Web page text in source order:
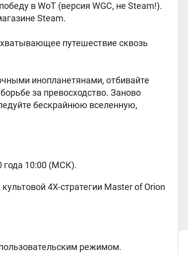
в WoT (версия WGC, не Steam!).
Steam.
путешествие сквозь
инопланетянами, отбивайте
за превосходство. Заново
бескрайнюю вселенную,
года 10:00 (МСК).
4X-стратегии Master of Orion
режимом.